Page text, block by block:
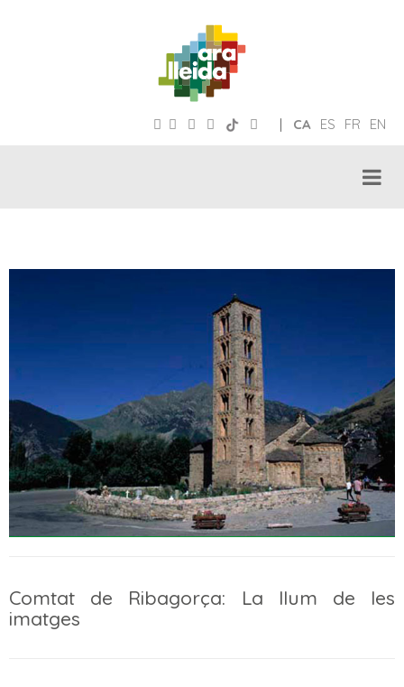
CA ES FR EN
|
Comtat de Ribagorça: La llum de les
imatges